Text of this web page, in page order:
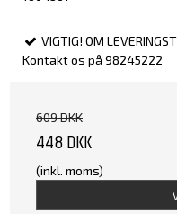
VIGTIG! OM
Kontakt os på 98245222
609 DKK
448 DKK
(inkl. moms)